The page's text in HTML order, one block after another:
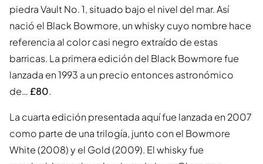
piedra Vault No. 1, situado bajo el nivel del mar. Así
nació el Black Bowmore, un whisky cuyo nombre hace
referencia al color casi negro extraído de estas
barricas. La primera edición del Black Bowmore fue
lanzada en 1993 a un precio entonces astronómico
de…£80.
La cuarta edición presentada aquí fue lanzada en 2007
como parte de una trilogía, junto con el Bowmore
White (2008) y el Gold (2009). El whisky fue